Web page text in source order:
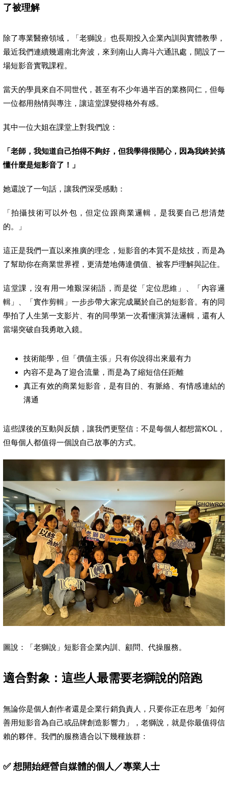
了被理解
除了專業醫療領域，「老獅說」也長期投入企業內訓與實體教學，
最近我們連續幾週南北奔波，來到南山人壽斗六通訊處，開設了一
場短影音實戰課程。
當天的學員來自不同世代，甚至有不少年過半百的業務同仁，但每
一位都用熱情與專注，讓這堂課變得格外有感。
其中一位大姐在課堂上對我們說：
「老師，我知道自己拍得不夠好，但我學得很開心，因為我終於搞
懂什麼是短影音了！」
她還說了一句話，讓我們深受感動：
「拍攝技術可以外包，但定位跟商業邏輯，是我要自己想清楚
的。」
這正是我們一直以來推廣的理念，短影音的本質不是炫技，而是為
了幫助你在商業世界裡，更清楚地傳達價值、被客戶理解與記住。
這堂課，沒有用一堆艱深術語，而是從「定位思維」、「內容邏
輯」、「實作剪輯」一步步帶大家完成屬於自己的短影音。有的同
學拍了人生第一支影片、有的同學第一次看懂演算法邏輯，還有人
當場突破自我勇敢入鏡。
技術能學，但「價值主張」只有你說得出來最有力
內容不是為了迎合流量，而是為了縮短信任距離
真正有效的商業短影音，是有目的、有脈絡、有情感連結的
溝通
這些課後的互動與反饋，讓我們更堅信：不是每個人都想當KOL，
但每個人都值得一個說自己故事的方式。
圖說：「老獅說」短影音企業內訓、顧問、代操服務。
適合對象：這些人最需要老獅說的陪跑
無論你是個人創作者還是企業行銷負責人，只要你正在思考「如何
善用短影音為自己或品牌創造影響力」，老獅說，就是你最值得信
賴的夥伴。我們的服務適合以下幾種族群：
✅ 想開始經營自媒體的個人／專業人士